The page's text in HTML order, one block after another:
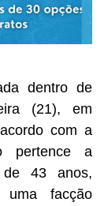
dentro de
(21), em
com a
pertence a
43 anos,
uma facção